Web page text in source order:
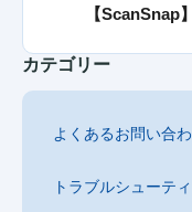
カテゴリー
よくあるお問い合
トラブルシューテ
【ScanSnap